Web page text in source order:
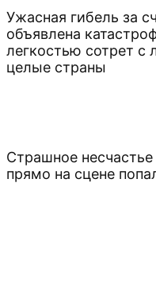
Ужасная гибель за
объявлена
легкостью сотрет с
целые страны
Страшное
прямо на сцене
Продолжение:
собрали с россиян
войны" напугали
"Звездных войн"